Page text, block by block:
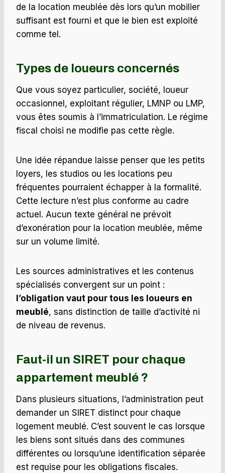
de la location meublée dès lors qu’un mobilier
suffisant est fourni et que le bien est exploité
comme tel.
Types de loueurs concernés
Que vous soyez particulier, société, loueur
occasionnel, exploitant régulier, LMNP ou LMP,
vous êtes soumis à l’immatriculation. Le régime
fiscal choisi ne modifie pas cette règle.
Une idée répandue laisse penser que les petits
loyers, les studios ou les locations peu
fréquentes pourraient échapper à la formalité.
Cette lecture n’est plus conforme au cadre
actuel. Aucun texte général ne prévoit
d’exonération pour la location meublée, même
sur un volume limité.
Les sources administratives et les contenus
spécialisés convergent sur un point :
l’obligation vaut pour tous les loueurs en
meublé, sans distinction de taille d’activité ni
de niveau de revenus.
Faut-il un SIRET pour chaque
appartement meublé ?
Dans plusieurs situations, l’administration peut
demander un SIRET distinct pour chaque
logement meublé. C’est souvent le cas lorsque
les biens sont situés dans des communes
différentes ou lorsqu’une identification séparée
est requise pour les obligations fiscales.